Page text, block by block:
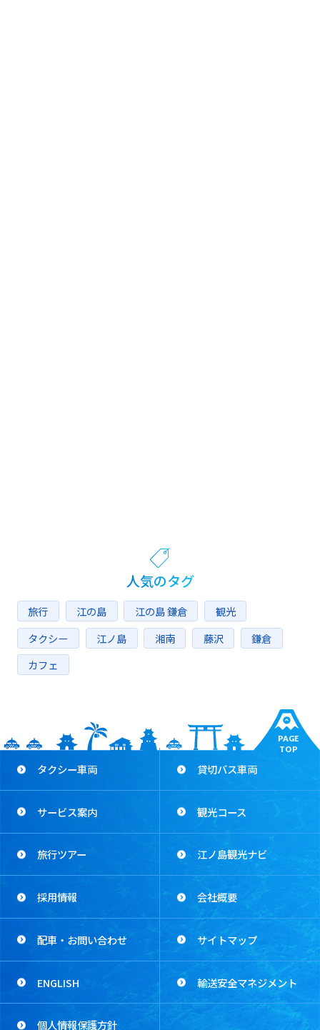
人気のタグ
旅行 江の島 江の島 鎌倉
観光
タクシー
江ノ島 湘南 藤沢
鎌倉
カフェ
PAGE
TOP
タクシー車両 貸切バス車両
サービス案内 観光コース
旅行ツアー 江ノ島観光ナビ
採用情報 会社概要
配車・お問い合わせ サイトマップ
ENGLISH 輸送安全マネジメント
個人情報保護方針